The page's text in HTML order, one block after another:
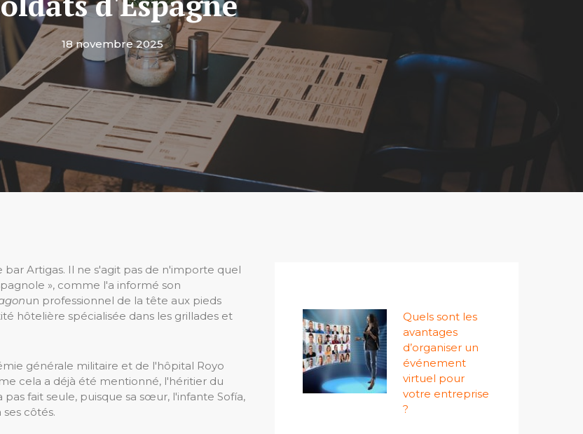
18 novembre 2025
Artigas. Il ne s'agit pas de n'importe quel
», comme l'a informé son
un professionnel de la tête aux pieds
hôtelière spécialisée dans les grillades et
générale militaire et de l'hôpital Royo
cela a déjà été mentionné, l'héritier du
fait seule, puisque sa sœur, l'infante Sofía,
côtés.
Quels sont les
avantages
d’organiser un
événement
virtuel pour
votre entreprise
?